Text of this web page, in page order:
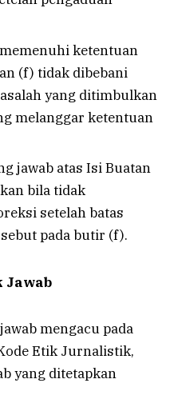
ketentuan
(f) tidak dibebani
yang ditimbulkan
melanggar ketentuan
jawab atas Isi Buatan
bila tidak
setelah batas
pada butir (f).
Jawab
mengacu pada
Etik Jurnalistik,
yang ditetapkan